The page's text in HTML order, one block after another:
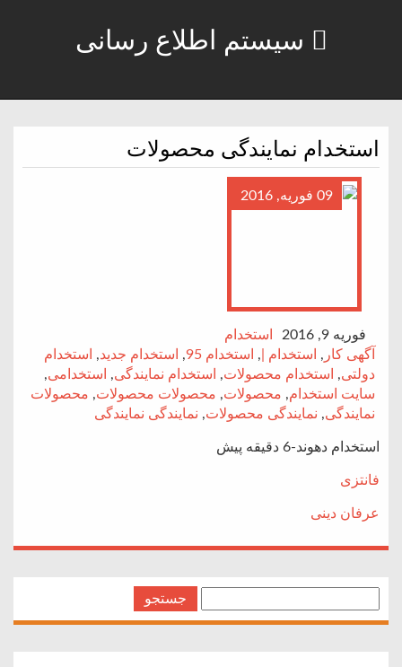
سیستم اطلاع رسانی
استخدام نمایندگی محصولات
09 فوریه, 2016
فوریه 9, 2016
استخدام
آگهی کار , استخدام | , استخدام 95 , استخدام جدید,
استخدام
دولتی, استخدام محصولات, استخدام نمایندگی, استخدامی,
سایت استخدام, محصولات, محصولات محصولات, محصولات
نمایندگی, نمایندگی محصولات, نمایندگی نمایندگی
استخدام دهوند-6 دقیقه پیش
فانتزی
عرفان دینی